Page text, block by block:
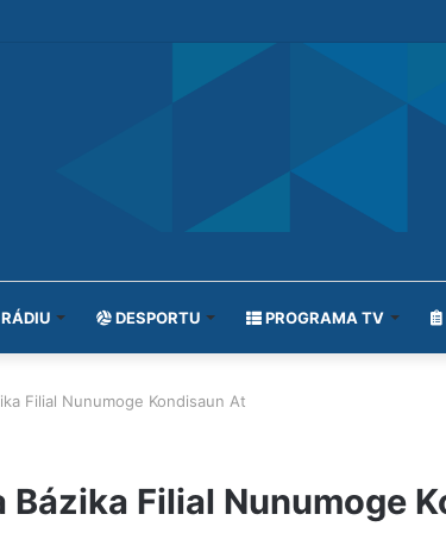
DESPORTU PROGRAMA TV
Filial Nunumoge Kondisaun At
Filial Nunumoge